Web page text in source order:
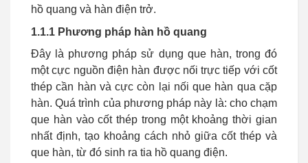
hồ quang và hàn điện trở.
1.1.1 Phương pháp hàn hồ quang
Đây là phương pháp sử dụng que hàn, trong đó
một cực nguồn điện hàn được nối trực tiếp với cốt
thép cần hàn và cực còn lại nối que hàn qua cặp
hàn. Quá trình của phương pháp này là: cho chạm
que hàn vào cốt thép trong một khoảng thời gian
nhất định, tạo khoảng cách nhỏ giữa cốt thép và
que hàn, từ đó sinh ra tia hồ quang điện.